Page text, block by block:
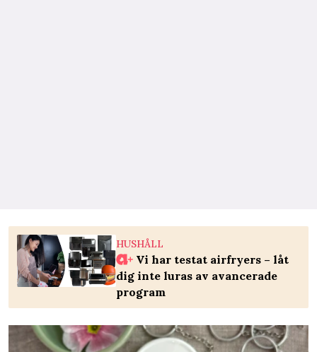
HUSHÅLL
Vi har testat airfryers – låt
dig inte luras av avancerade
program